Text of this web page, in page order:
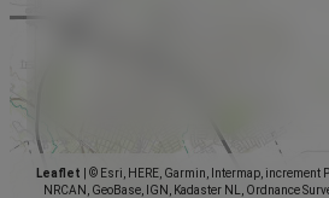
Leaflet
© Esri, HERE, Garmin, Intermap, increment P
NRCAN, GeoBase, IGN, Kadaster NL, Ordnance